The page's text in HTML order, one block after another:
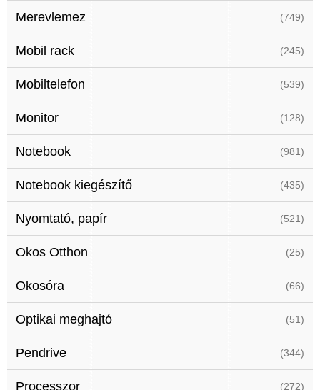
Merevlemez (749)
Mobil rack (245)
Mobiltelefon (539)
Monitor (128)
Notebook (981)
Notebook kiegészítő (435)
Nyomtató, papír (521)
Okos Otthon (25)
Okosóra (66)
Optikai meghajtó (51)
Pendrive (344)
Processzor (272)